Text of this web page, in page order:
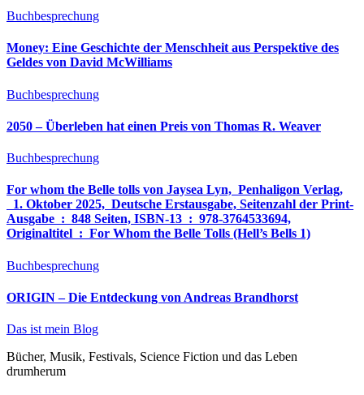
Buchbesprechung
Money: Eine Geschichte der Menschheit aus Perspektive des
Geldes von David McWilliams
Buchbesprechung
2050 – Überleben hat einen Preis von Thomas R. Weaver
Buchbesprechung
For whom the Belle tolls von Jaysea Lyn, ‎ Penhaligon Verlag,
‎ 1. Oktober 2025, ‎ Deutsche Erstausgabe, Seitenzahl der Print-
Ausgabe ‏ : ‎ 848 Seiten, ISBN-13 ‏ : ‎ 978-3764533694,
Originaltitel ‏ : ‎ For Whom the Belle Tolls (Hell’s Bells 1)
Buchbesprechung
ORIGIN – Die Entdeckung von Andreas Brandhorst
Das ist mein Blog
Bücher, Musik, Festivals, Science Fiction und das Leben
drumherum